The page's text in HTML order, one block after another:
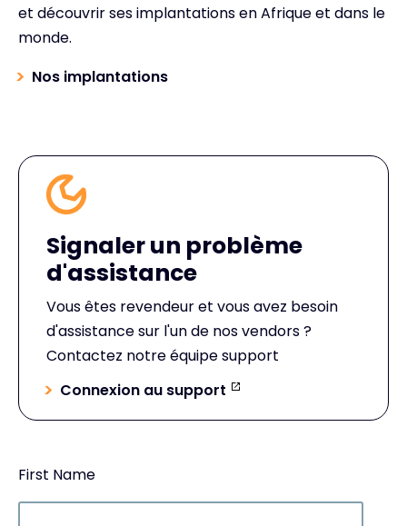
et découvrir ses implantations en Afrique et dans le
monde.
Nos implantations
Signaler un problème
d'assistance
Vous êtes revendeur et vous avez besoin
d'assistance sur l'un de nos vendors ?
Contactez notre équipe support
Connexion au support
First Name